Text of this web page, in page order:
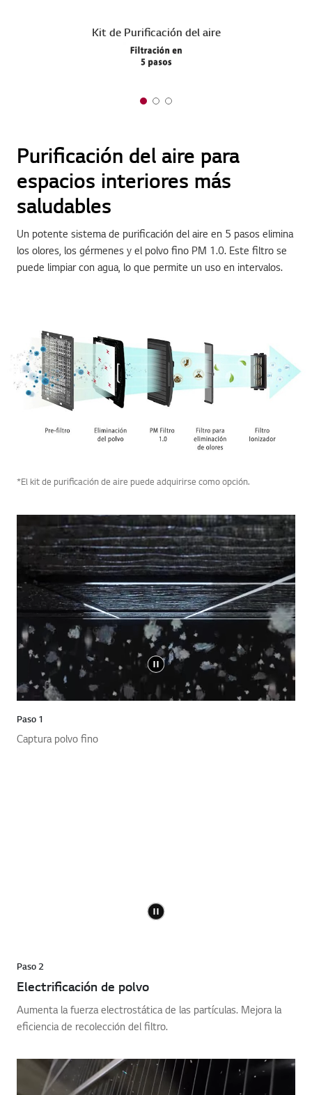
Kit de Purificación del aire
Purificación del aire para
espacios interiores más
saludables
Un potente sistema de purificación del aire en 5 pasos elimina
los olores, los gérmenes y el polvo fino PM 1.0. Este filtro se
puede limpiar con agua, lo que permite un uso en intervalos.
*El kit de purificación de aire puede adquirirse como opción.
Paso 1
Captura polvo fino
Paso 2
Electrificación de polvo
Aumenta la fuerza electrostática de las partículas. Mejora la
eficiencia de recolección del filtro.